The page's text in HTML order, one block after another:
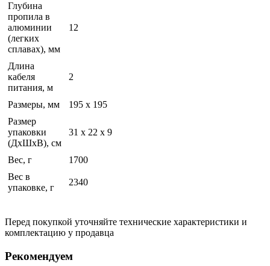
Глубина
пропила в
алюминии
(легких
сплавах), мм
12
Длина
кабеля
питания, м
2
Размеры, мм
195 x 195
Размер
упаковки
(ДхШхВ), см
31 x 22 x 9
Вес, г
1700
Вес в
упаковке, г
2340
Перед покупкой уточняйте технические характеристики и
комплектацию у продавца
Рекомендуем